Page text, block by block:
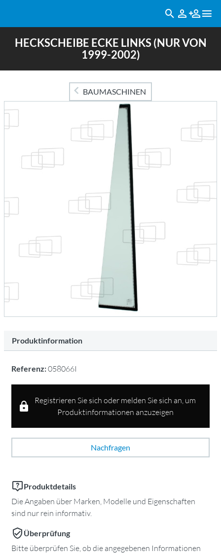
HECKSCHEIBE ECKE LINKS (NUR VON
1999-2002)
BAUMASCHINEN
Produktinformation
Referenz:058066I
Registrieren Sie sich oder melden Sie sich an, um
Produktinformationen anzuzeigen
Nachfragen
Produktdetails
Die Angaben über Marken, Modelle und Eigenschaften
sind nur rein informativ.
Überprüfung
Bitte überprüfen Sie, ob die angegebenen Informationen